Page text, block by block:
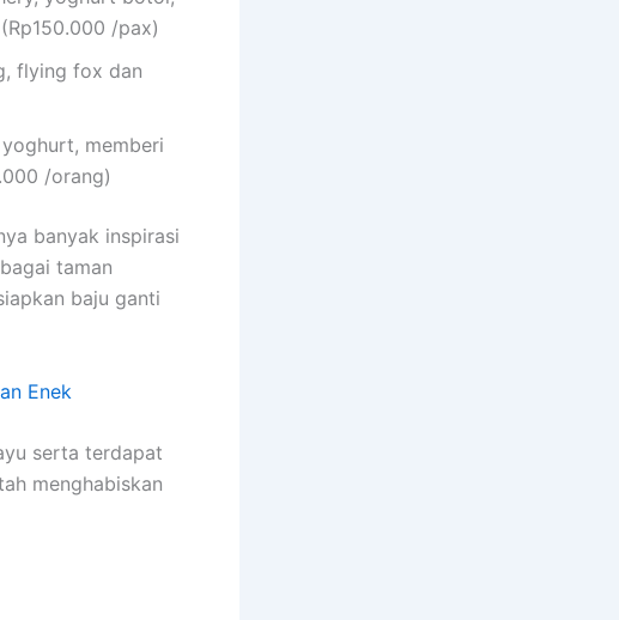
/pax)
flying fox dan
memberi
/orang)
banyak inspirasi
taman
baju ganti
Enek
serta terdapat
menghabiskan